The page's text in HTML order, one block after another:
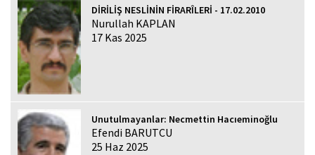
DİRİLİŞ NESLİNİN FİRARÎLERİ - 17.02.2010
Nurullah KAPLAN
17 Kas 2025
Unutulmayanlar: Necmettin Hacıeminoğlu
Efendi BARUTCU
25 Haz 2025